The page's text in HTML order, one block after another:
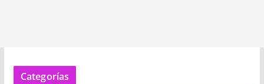
Categorías